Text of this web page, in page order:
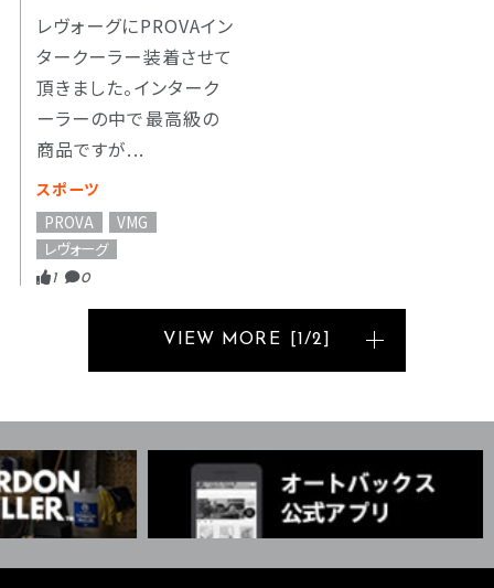
レヴォーグにPROVAイン
タークーラー装着させて
頂きました。インターク
ーラーの中で最高級の
商品ですが...
スポーツ
PROVA
VMG
レヴォーグ
1 0
VIEW MORE 1 /2